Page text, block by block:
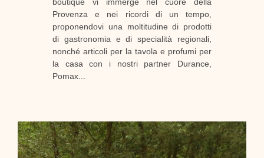
Provenza e nei ricordi di un tempo,
proponendovi una moltitudine di prodotti
di gastronomia e di specialità regionali,
nonché articoli per la tavola e profumi per
la casa con i nostri partner Durance,
Pomax...